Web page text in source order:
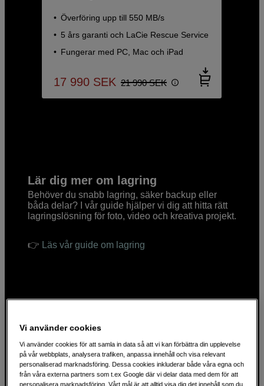
Överföring upp till 550 MB/s
5 års garanti och LaCie Rescue Service
Fungerar med PC, Mac och iPad
17 990 SEK 21 990 SEK
Lär dig mer om lagring
Behöver du snabb lagring, säker backup eller
båda delar? I vår guide hjälper vi dig att hitta rätt
lagringslösning för foto, video och kreativa projekt.
👉 Läs vår guide om lagring
Vi använder cookies
Vi använder cookies för att samla in data så att vi kan förbättra din upplevelse
på vår webbplats, analysera trafiken, anpassa innehåll och visa relevant
personaliserad marknadsföring. Dessa cookies inkluderar både våra egna och
från våra externa partners som t.ex Google där vi delar data med dem för att
personalisera marknadsföring. Vårt mål är att alltid visa dig det innehåll som du